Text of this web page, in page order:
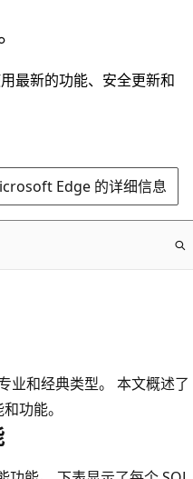
最新的功能、安全更新和
Edge 的详细信息
业和经典类型。 本文概述了
功能。